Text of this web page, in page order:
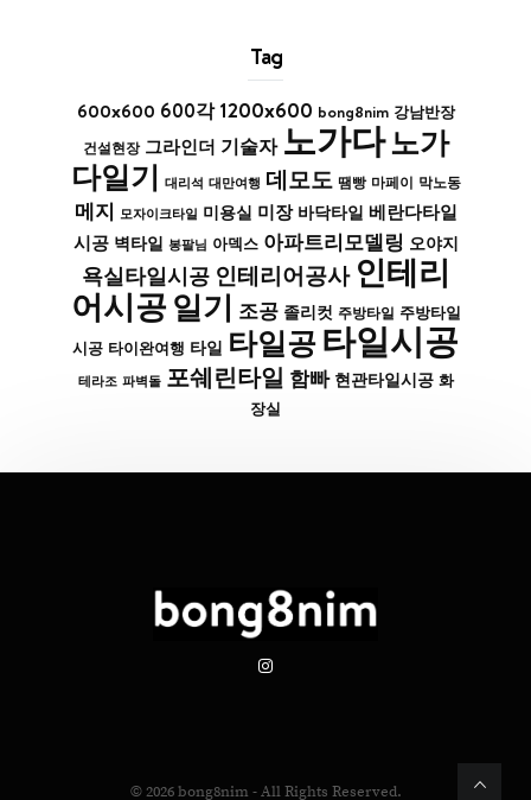
Tag
600x600 600각 1200x600 bong8nim 강남반장
건설현장 그라인더 기술자 노가다노가
다일기 대리석 대만여행 데모도 땜빵 마페이 막노동
메지 모자이크타일 미용실 미장 바닥타일 베란다타일
시공 벽타일 봉팔님 아덱스 아파트리모델링 오야지
욕실타일시공 인테리어공사 인테리
어시공 일기 조공 졸리컷 주방타일 주방타일
시공 타이완여행 타일 타일공타일시공
테라조 파벽돌 포쉐린타일 함빠 현관타일시공 화
장실
© 2026bong8nim - All Rights Reserved.